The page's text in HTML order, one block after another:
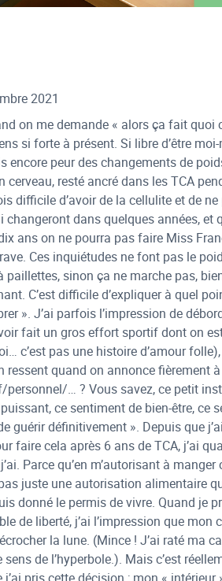
2021
on me demande « alors ça fait quoi
si forte à présent. Si libre d’être
peur des changements de
resté ancré dans les TCA
difficile d’avoir de la cellulite et de
dans quelques années, et
ans on ne pourra pas faire Miss
Ces inquiétudes ne font pas le
sinon ça ne marche pas,
C’est difficile d’expliquer à quel
». J’ai parfois l’impression de
fait un gros effort sportif dont on
c’est pas une histoire d’amour
ressent quand on annonce fièrement
… ? Vous savez, ce petit
ce sentiment de bien-être, ce
guérir définitivement ». Depuis que
faire cela après 6 ans de TCA, j’ai
Parce qu’en m’autorisant à
juste une autorisation alimentaire
donné le permis de vivre. Quand je
de liberté, j’ai l’impression que
la lune. (Mince ! J’ai raté ma
de l’hyperbole.). Mais c’est